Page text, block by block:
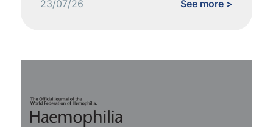
23/07/26 See more >